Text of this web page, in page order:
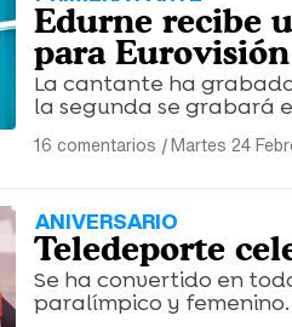
Edurne recibe
para
La cantante ha
la segunda se grabará
16 comentarios |Martes 24
ANIVERSARIO
Teledeporte
Se ha convertido en
paralímpico y femenino.